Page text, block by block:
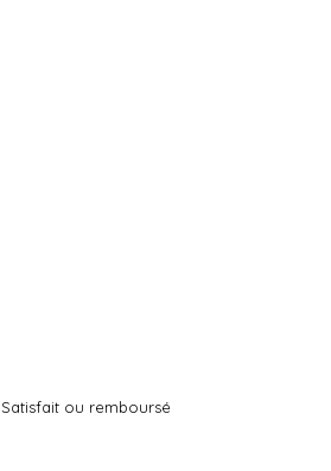
Satisfait ou remboursé